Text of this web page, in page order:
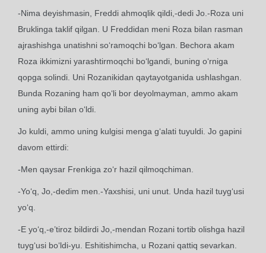
-Nima deyishmasin, Freddi ahmoqlik qildi,-dedi Jo.-Roza uni
Bruklinga taklif qilgan. U Freddidan meni Roza bilan rasman
ajrashishga unatishni so‘ramoqchi bo‘lgan. Bechora akam
Roza ikkimizni yarashtirmoqchi bo‘lgandi, buning o‘rniga
qopga solindi. Uni Rozanikidan qaytayotganida ushlashgan.
Bunda Rozaning ham qo‘li bor deyolmayman, ammo akam
uning aybi bilan o‘ldi.
Jo kuldi, ammo uning kulgisi menga g‘alati tuyuldi. Jo gapini
davom ettirdi:
-Men qaysar Frenkiga zo‘r hazil qilmoqchiman.
-Yo‘q, Jo,-dedim men.-Yaxshisi, uni unut. Unda hazil tuyg‘usi
yo‘q.
-E yo‘q,-e’tiroz bildirdi Jo,-mendan Rozani tortib olishga hazil
tuyg‘usi bo‘ldi-yu. Eshitishimcha, u Rozani qattiq sevarkan.